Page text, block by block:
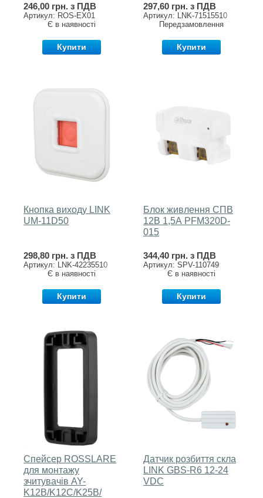
246,00 грн. з ПДВ
Артикул: ROS-EX01
Є в наявності
Купити
297,60 грн. з ПДВ
Артикул: LNK-71515510
Передзамовлення
Купити
Кнопка виходу LINK
UM-11D50
298,80 грн. з ПДВ
Артикул: LNK-42235510
Є в наявності
Купити
Блок живлення СПВ
12В 1,5А PFM320D-
015
344,40 грн. з ПДВ
Артикул: SPV-110749
Є в наявності
Купити
Спейсер ROSSLARE
для монтажу
зчитувачів AY-
K12B/K12C/K25B/
Датчик розбиття скла
LINK GBS-R6 12-24
VDC